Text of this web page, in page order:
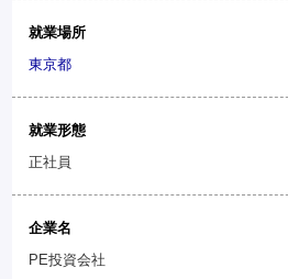
就業場所
東京都
就業形態
正社員
企業名
PE投資会社